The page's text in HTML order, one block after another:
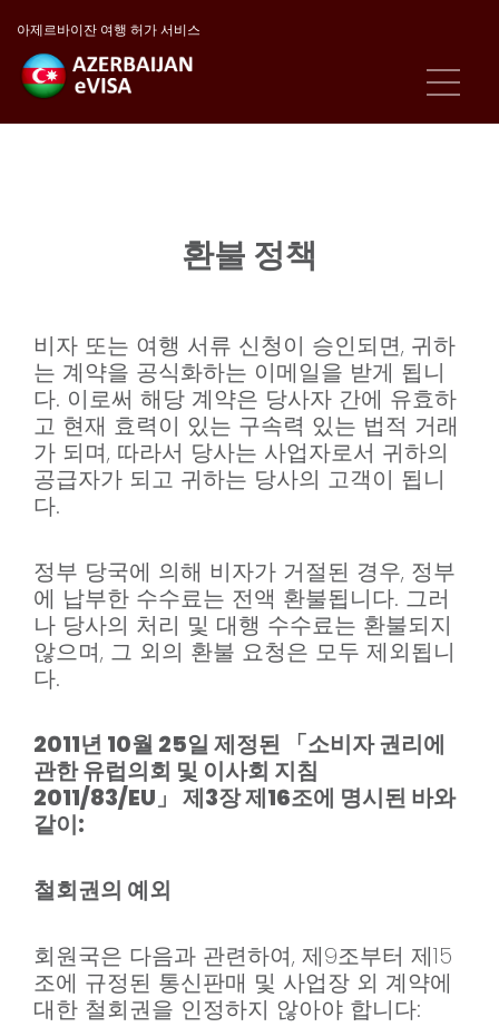
아제르바이잔 여행 허가 서비스
환불 정책
비자 또는 여행 서류 신청이 승인되면, 귀하
는 계약을 공식화하는 이메일을 받게 됩니
다. 이로써 해당 계약은 당사자 간에 유효하
고 현재 효력이 있는 구속력 있는 법적 거래
가 되며, 따라서 당사는 사업자로서 귀하의
공급자가 되고 귀하는 당사의 고객이 됩니
다.
정부 당국에 의해 비자가 거절된 경우, 정부
에 납부한 수수료는 전액 환불됩니다. 그러
나 당사의 처리 및 대행 수수료는 환불되지
않으며, 그 외의 환불 요청은 모두 제외됩니
다.
2011년 10월 25일 제정된 「소비자 권리에
관한 유럽의회 및 이사회 지침
2011/83/EU」 제3장 제16조에 명시된 바와
같이:
철회권의 예외
회원국은 다음과 관련하여, 제9조부터 제15
조에 규정된 통신판매 및 사업장 외 계약에
대한 철회권을 인정하지 않아야 합니다: